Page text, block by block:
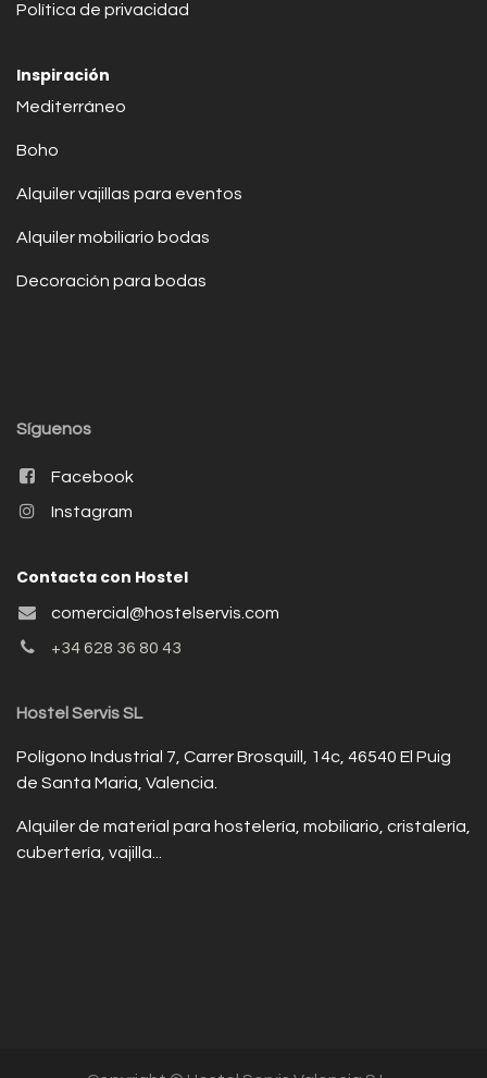
Política de privacidad
Inspiración
Mediterráneo
Boho
Alquiler vajillas para eventos
Alquiler mobiliario bodas
Decoración para bodas
Síguenos
Facebook
Instagram
Contacta con Hostel
comercial@hostelservis.com
+34 628 36 80 43
Hostel Servis SL
Polígono Industrial 7, Carrer Brosquill, 14c, 46540 El Puig
de Santa Maria, Valencia.
Alquiler de material para hostelería, mobiliario, cristalería,
cubertería, vajilla...